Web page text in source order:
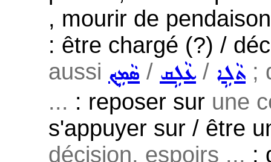
, mourir de
: être chargé (?) /
aussi ܣܵܡܹܟ݂ / ܥܵܠܹܩ / ܬܵܠܹܐ ;
... : reposer sur une
s'appuyer sur / être
décision, espoirs ... :